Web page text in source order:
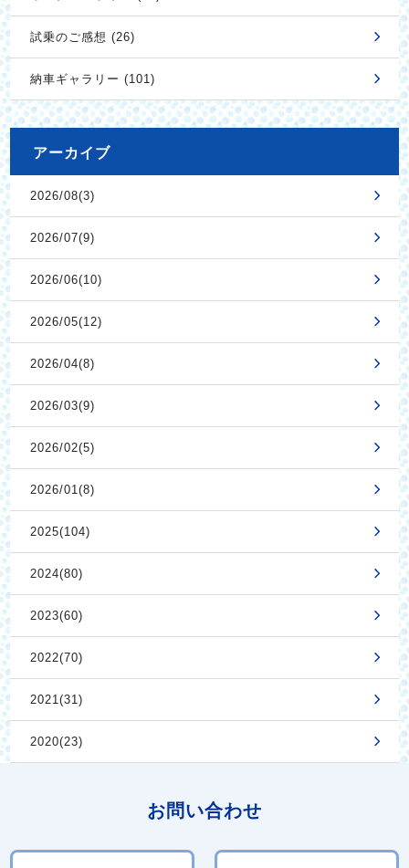
試乗のご感想 (26)
納車ギャラリー (101)
アーカイブ
2026/08(3)
2026/07(9)
2026/06(10)
2026/05(12)
2026/04(8)
2026/03(9)
2026/02(5)
2026/01(8)
2025(104)
2024(80)
2023(60)
2022(70)
2021(31)
2020(23)
お問い合わせ